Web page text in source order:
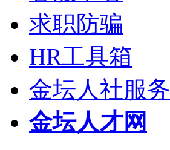
求职防骗
HR工具箱
金坛人社服务
金坛人才网